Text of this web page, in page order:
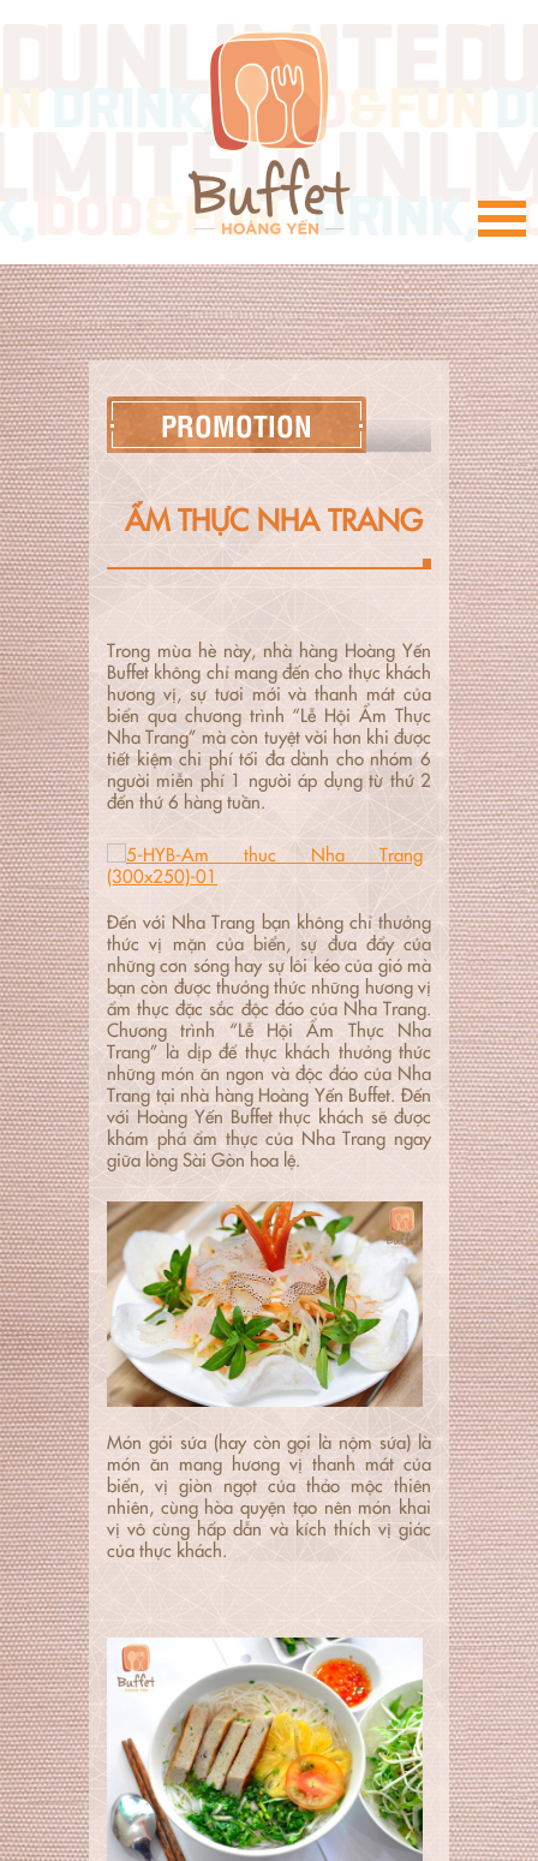
PROMOTION
ẨM THỰC NHA TRANG
Trong mùa hè này, nhà hàng Hoàng Yến
Buffet không chỉ mang đến cho thực khách
hương vị, sự tươi mới và thanh mát của
biển qua chương trình “Lễ Hội Ẩm Thực
Nha Trang” mà còn tuyệt vời hơn khi được
tiết kiệm chi phí tối đa dành cho nhóm 6
người miễn phí 1 người áp dụng từ thứ 2
đến thứ 6 hàng tuần.
Đến với Nha Trang bạn không chỉ thưởng
thức vị mặn của biển, sự đưa đẩy của
những cơn sóng hay sự lôi kéo của gió mà
bạn còn được thưởng thức những hương vị
ẩm thực đặc sắc độc đáo của Nha Trang.
Chương trình “Lễ Hội Ẩm Thực Nha
Trang” là dịp để thực khách thưởng thức
những món ăn ngon và độc đáo của Nha
Trang tại nhà hàng Hoàng Yến Buffet. Đến
với Hoàng Yến Buffet thực khách sẽ được
khám phá ẩm thực của Nha Trang ngay
giữa lòng Sài Gòn hoa lệ.
Món gỏi sứa (hay còn gọi là nộm sứa) là
món ăn mang hương vị thanh mát của
biển, vị giòn ngọt của thảo mộc thiên
nhiên, cùng hòa quyện tạo nên món khai
vị vô cùng hấp dẫn và kích thích vị giác
của thực khách.